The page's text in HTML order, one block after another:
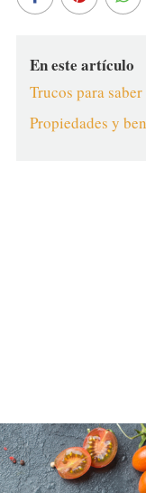
En este artículo
Trucos para
Propiedades y